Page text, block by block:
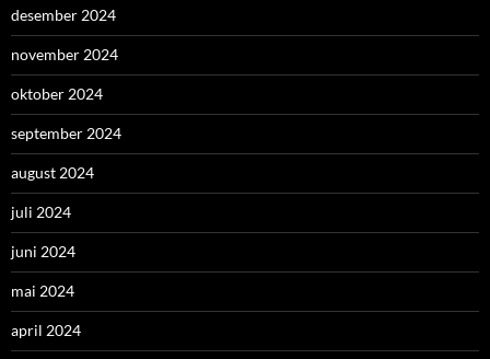
desember 2024
november 2024
oktober 2024
september 2024
august 2024
juli 2024
juni 2024
mai 2024
april 2024